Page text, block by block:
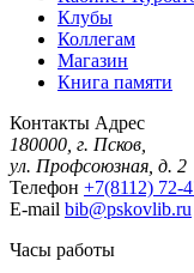
Клубы
Коллегам
Магазин
Книга памяти
Контакты Адрес
180000, г. Псков,
ул. Профсоюзная, д. 2
Телефон +7(8112) 72-
E-mail bib@pskovlib.ru
Часы работы